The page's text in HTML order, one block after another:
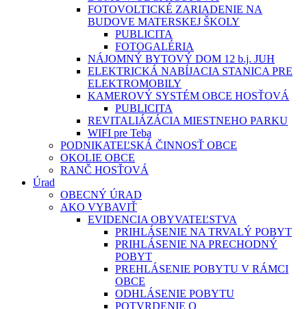
FOTOVOLTICKÉ ZARIADENIE NA
BUDOVE MATERSKEJ ŠKOLY
PUBLICITA
FOTOGALÉRIA
NÁJOMNÝ BYTOVÝ DOM 12 b.j. JUH
ELEKTRICKÁ NABÍJACIA STANICA PRE
ELEKTROMOBILY
KAMEROVÝ SYSTÉM OBCE HOSŤOVÁ
PUBLICITA
REVITALIÁZÁCIA MIESTNEHO PARKU
WIFI pre Teba
PODNIKATEĽSKÁ ČINNOSŤ OBCE
OKOLIE OBCE
RANČ HOSŤOVÁ
Úrad
OBECNÝ ÚRAD
AKO VYBAVIŤ
EVIDENCIA OBYVATEĽSTVA
PRIHLÁSENIE NA TRVALÝ POBYT
PRIHLÁSENIE NA PRECHODNÝ
POBYT
PREHLÁSENIE POBYTU V RÁMCI
OBCE
ODHLÁSENIE POBYTU
POTVRDENIE O